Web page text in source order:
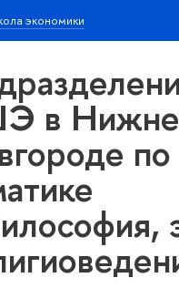
экономики
в
по